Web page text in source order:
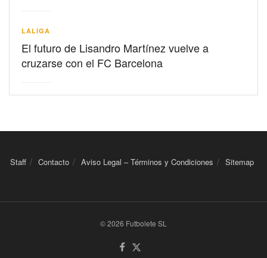
LALIGA
El futuro de Lisandro Martínez vuelve a
cruzarse con el FC Barcelona
Staff Contacto Aviso Legal – Términos y Condiciones Sitemap
© 2026 Futbolete SL